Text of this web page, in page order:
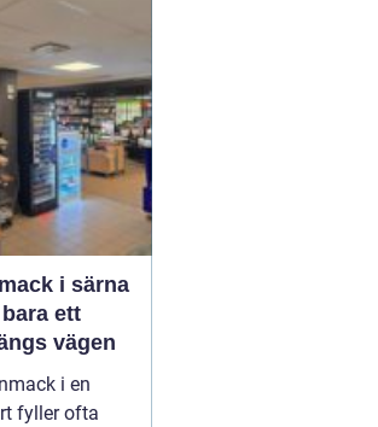
säker affär,
oc...
i särna
ett
vägen
i en
fyller ofta